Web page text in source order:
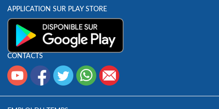
APPLICATION SUR PLAY STORE
CONTACTS